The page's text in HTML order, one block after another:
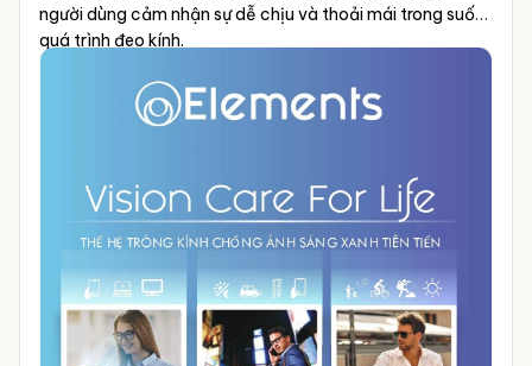
người dùng cảm nhận sự dễ chịu và thoải mái trong suốt
quá trình đeo kính.